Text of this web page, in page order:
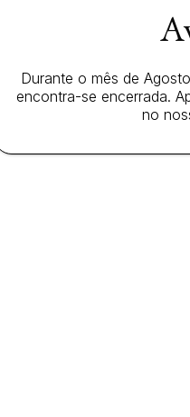
Durante o mês de
encontra-se encerrada.
no